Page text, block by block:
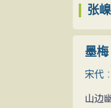
张
墨梅
宋代
山边